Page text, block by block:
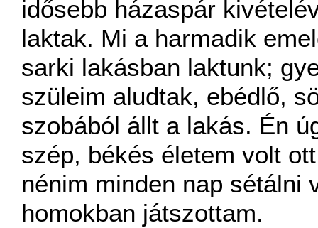
idősebb házaspár
laktak. Mi a harmadik
sarki lakásban laktunk;
szüleim aludtak, ebédlő,
szobából állt a lakás. Én
szép, békés életem volt
nénim minden nap sétálni
homokban játszottam.